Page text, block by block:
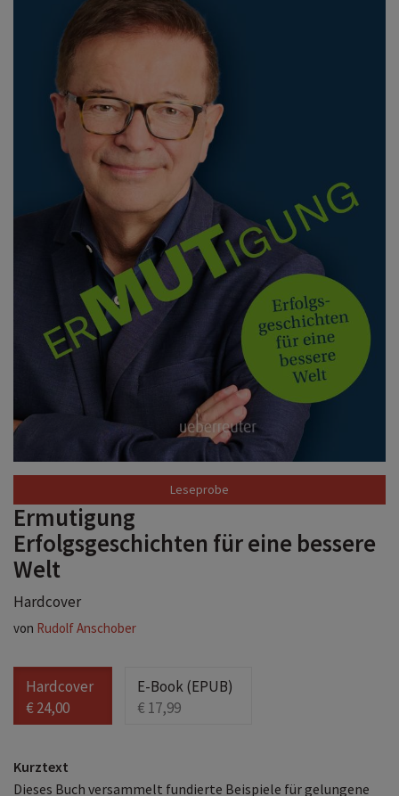
Leseprobe
Ermutigung
Erfolgsgeschichten für eine bessere
Welt
Hardcover
von Rudolf Anschober
Hardcover
€ 24,00
E-Book (EPUB)
€ 17,99
Kurztext
Dieses Buch versammelt fundierte Beispiele für gelungene